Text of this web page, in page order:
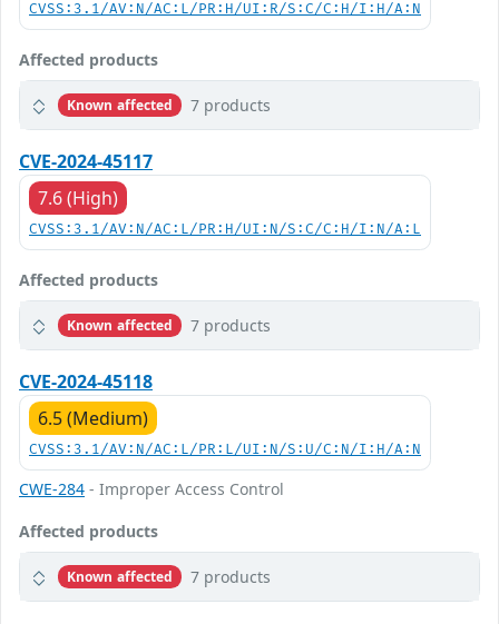
CVSS:3.1/AV:N/AC:L/PR:H/UI:R/S:C/C:H/I:H/A:N
Affected products
Known affected 7 products
CVE-2024-45117
7.6 (High)
CVSS:3.1/AV:N/AC:L/PR:H/UI:N/S:C/C:H/I:N/A:L
Affected products
Known affected 7 products
CVE-2024-45118
6.5 (Medium)
CVSS:3.1/AV:N/AC:L/PR:L/UI:N/S:U/C:N/I:H/A:N
CWE-284 - Improper Access Control
Affected products
Known affected 7 products